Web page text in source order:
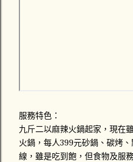
服務特色：
九斤二以麻辣火鍋起家，現在
火鍋，每人399元砂鍋、碳烤
線，雖是吃到飽，但食物及服